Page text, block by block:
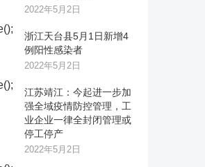
2022年5月2日
浙江天台县5月1日新增4
例阳性感染者
2022年5月2日
江苏靖江：今起进一步加
强全域疫情防控管理，工
业企业一律全封闭管理或
停工停产
2022年5月2日